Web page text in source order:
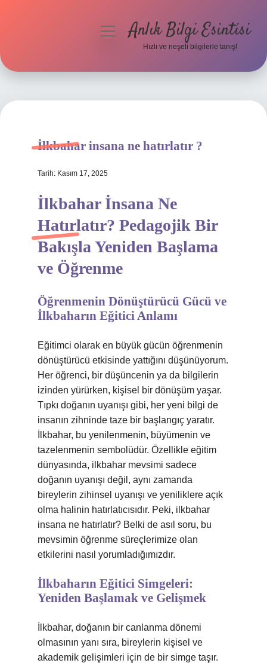
Hakkımızda
menüyüAnlık Bilgi Esintisi
Hızlı ve neşeli bilgilerle tanış!
İlkbahar insana ne hatırlatır ?
Tarih: Kasım 17, 2025
İlkbahar İnsana Ne
Hatırlatır? Pedagojik Bir
Bakışla Yeniden Başlama
ve Öğrenme
Öğrenmenin Dönüştürücü Gücü ve
İlkbaharın Eğitici Anlamı
Eğitimci olarak en büyük gücün öğrenmenin
dönüştürücü etkisinde yattığını düşünüyorum.
Her öğrenci, bir düşüncenin ya da bilgilerin
izinden yürürken, kişisel bir dönüşüm yaşar.
Tıpkı doğanın uyanışı gibi, her yeni bilgi de
insanın zihninde taze bir başlangıç yaratır.
İlkbahar, bu yenilenmenin, büyümenin ve
tazelenmenin sembolüdür. Özellikle eğitim
dünyasında, ilkbahar mevsimi sadece
doğanın uyanışı değil, aynı zamanda
bireylerin zihinsel uyanışı ve yeniliklere açık
olma halinin hatırlatıcısıdır. Peki, ilkbahar
insana ne hatırlatır? Belki de asıl soru, bu
mevsimin öğrenme süreçlerimize olan
etkilerini nasıl yorumladığımızdır.
İlkbaharın Eğitici Simgeleri:
Yeniden Başlamak ve Gelişmek
İlkbahar, doğanın bir canlanma dönemi
olmasının yanı sıra, bireylerin kişisel ve
akademik gelişimleri için de bir simge taşır.